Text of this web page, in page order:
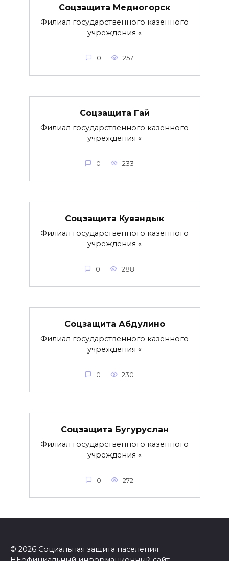
Соцзащита Медногорск
Филиал государственного казенного
учреждения «
0 257
Соцзащита Гай
Филиал государственного казенного
учреждения «
0 233
Соцзащита Кувандык
Филиал государственного казенного
учреждения «
0 288
Соцзащита Абдулино
Филиал государственного казенного
учреждения «
0 230
Соцзащита Бугуруслан
Филиал государственного казенного
учреждения «
0 272
© 2026 Социальная защита населения: